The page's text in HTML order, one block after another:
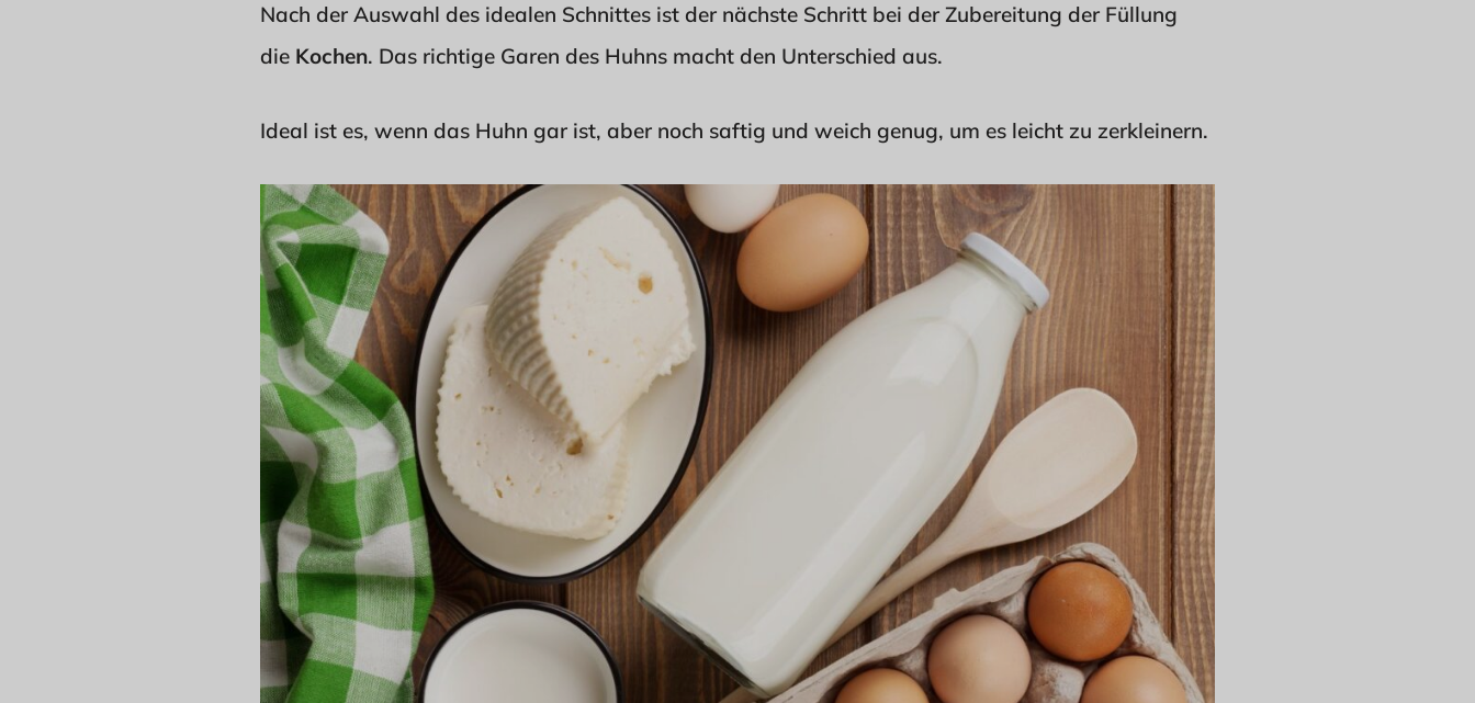
Nach der Auswahl des idealen Schnittes ist der nächste Schritt bei der Zubereitung der Füllung
die Kochen. Das richtige Garen des Huhns macht den Unterschied aus.
Ideal ist es, wenn das Huhn gar ist, aber noch saftig und weich genug, um es leicht zu zerkleinern.